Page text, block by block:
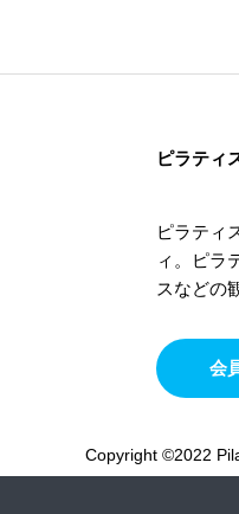
ピラティ
ピラティ
ィ。ピラ
スなどの
会
Copyright ©2022